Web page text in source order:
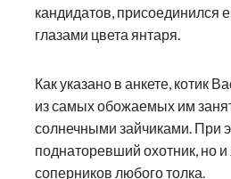
кандидатов,
глазами цвета янтаря.
Как указано в анкете, котик
из самых обожаемых им
солнечными зайчиками. При
поднаторевший охотник, но
соперников любого толка.